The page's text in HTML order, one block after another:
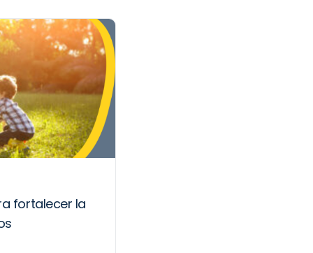
fortalecer la